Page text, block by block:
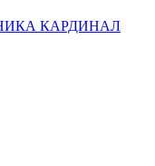
КАРДИНАЛ